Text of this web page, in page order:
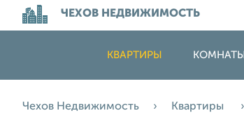
ЧЕХОВ НЕДВИЖИМОСТЬ
КВАРТИРЫ КОМНАТЫ
Чехов Недвижимость Квартиры